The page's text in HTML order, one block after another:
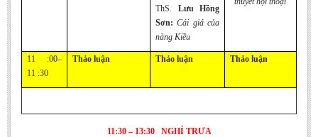
ThS. Lưu Hồng
Sơn:Cái giá của
nàng Kiều
11 :00–
11 :30
Thảo luận Thảo luận Thảo luận
11:30 – 13:30 NGHỈ TRƯA